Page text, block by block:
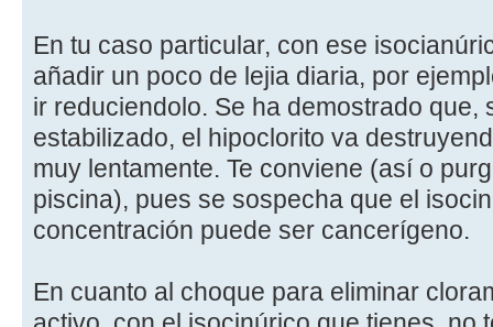
En tu caso particular, con ese
añadir un poco de lejia diaria, por
ir reduciendolo. Se ha demostrado que,
estabilizado, el hipoclorito va
muy lentamente. Te conviene (así o
piscina), pues se sospecha que el
concentración puede ser cancerígeno.
En cuanto al choque para eliminar